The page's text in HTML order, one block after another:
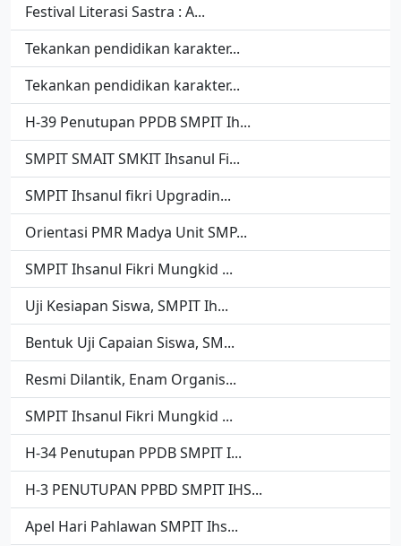
Festival Literasi Sastra : A...
Tekankan pendidikan karakter...
Tekankan pendidikan karakter...
H-39 Penutupan PPDB SMPIT Ih...
SMPIT SMAIT SMKIT Ihsanul Fi...
SMPIT Ihsanul fikri Upgradin...
Orientasi PMR Madya Unit SMP...
SMPIT Ihsanul Fikri Mungkid ...
Uji Kesiapan Siswa, SMPIT Ih...
Bentuk Uji Capaian Siswa, SM...
Resmi Dilantik, Enam Organis...
SMPIT Ihsanul Fikri Mungkid ...
H-34 Penutupan PPDB SMPIT I...
H-3 PENUTUPAN PPBD SMPIT IHS...
Apel Hari Pahlawan SMPIT Ihs...